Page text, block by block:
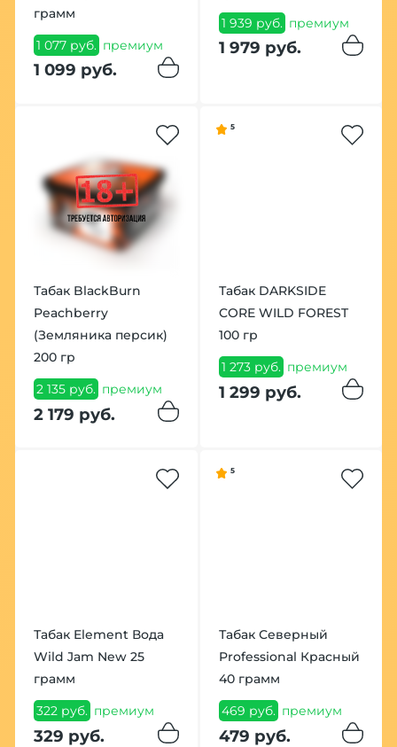
грамм
1 077 руб. премиум
1 099 руб.
1 939 руб. премиум
1 979 руб.
Табак BlackBurn
Peachberry
(Земляника персик)
200 гр
2 135 руб. премиум
2 179 руб.
5
Табак DARKSIDE
CORE WILD FOREST
100 гр
1 273 руб. премиум
1 299 руб.
Табак Element Вода
Wild Jam New 25
грамм
322 руб. премиум
329 руб.
5
Табак Северный
Professional Красный
40 грамм
469 руб. премиум
479 руб.